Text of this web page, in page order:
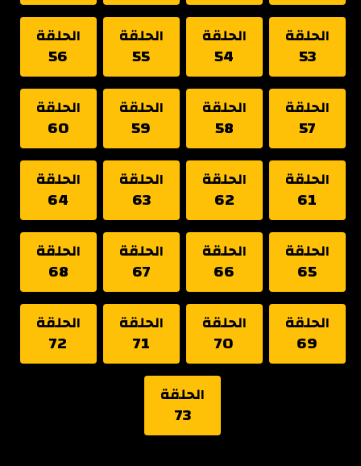
الحلقة
53
الحلقة
54
الحلقة
55
الحلقة
56
الحلقة
57
الحلقة
58
الحلقة
59
الحلقة
60
الحلقة
61
الحلقة
62
الحلقة
63
الحلقة
64
الحلقة
65
الحلقة
66
الحلقة
67
الحلقة
68
الحلقة
69
الحلقة
70
الحلقة
71
الحلقة
72
الحلقة
73